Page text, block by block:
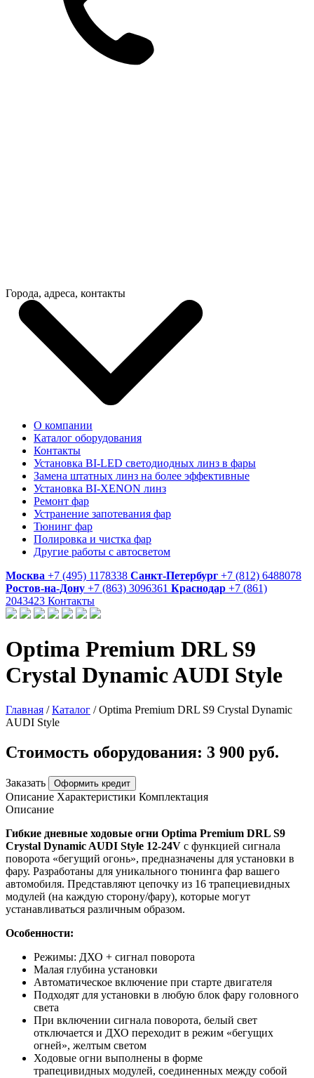
Города, адреса, контакты
О компании
Каталог оборудования
Контакты
Установка BI-LED светодиодных линз в фары
Замена штатных линз на более эффективные
Установка BI-XENON линз
Ремонт фар
Устранение запотевания фар
Тюнинг фар
Полировка и чистка фар
Другие работы с автосветом
Москва +7 (495) 1178338 Санкт-Петербург +7 (812) 6488078
Ростов-на-Дону +7 (863) 3096361 Краснодар +7 (861)
2043423 Контакты
Optima Premium DRL S9
Crystal Dynamic AUDI Style
Главная / Каталог / Optima Premium DRL S9 Crystal Dynamic
AUDI Style
Стоимость оборудования: 3 900 руб.
Заказать Оформить кредит
Описание Характеристики Комплектация
Описание
Гибкие дневные ходовые огни Optima Premium DRL S9
Crystal Dynamic AUDI Style 12-24V с функцией сигнала
поворота «бегущий огонь», предназначены для установки в
фару. Разработаны для уникального тюнинга фар вашего
автомобиля. Представляют цепочку из 16 трапециевидных
модулей (на каждую сторону/фару), которые могут
устанавливаться различным образом.
Особенности:
Режимы: ДХО + сигнал поворота
Малая глубина установки
Автоматическое включение при старте двигателя
Подходят для установки в любую блок фару головного
света
При включении сигнала поворота, белый свет
отключается и ДХО переходит в режим «бегущих
огней», желтым светом
Ходовые огни выполнены в форме
трапецивидных модулей, соединенных между собой